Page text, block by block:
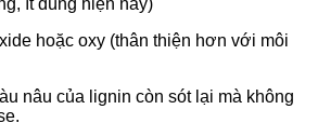
hoặc oxy (thân thiện hơn với môi
nâu của lignin còn sót lại mà không